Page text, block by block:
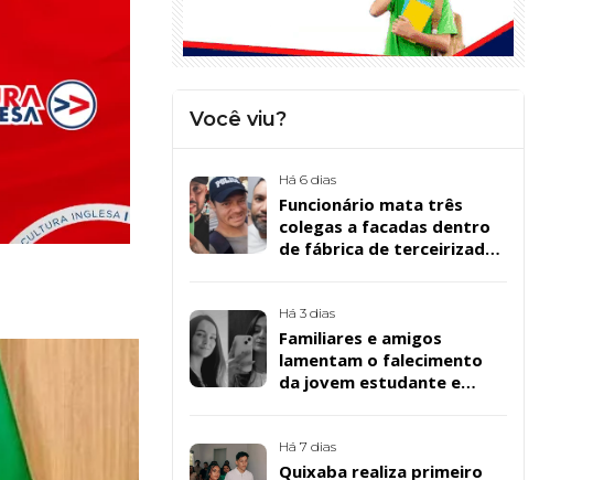
Você viu?
Há 6 dias
Funcionário mata três
colegas a facadas dentro
de fábrica de terceirizada
Há 3 dias
Familiares e amigos
lamentam o falecimento
da jovem estudante e
Santos, em Patos
Há 7 dias
Quixaba realiza primeiro